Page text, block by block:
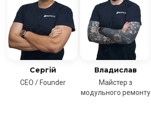
Сергій
CEO / Founder
Владислав
Майстер з
модульного ремонту